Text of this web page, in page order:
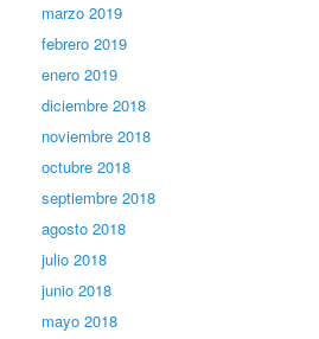
marzo 2019
febrero 2019
enero 2019
diciembre 2018
noviembre 2018
octubre 2018
septiembre 2018
agosto 2018
julio 2018
junio 2018
mayo 2018